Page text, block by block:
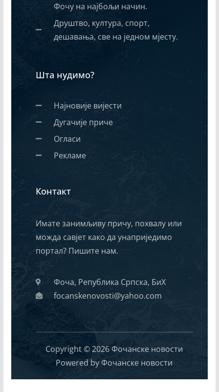
Фочу на најбољи начин.
Друштво, култура, спорт,
дешавања, све на једном мјесту.
Шта нудимо?
Најновије вијести
Дугачије приче
Огласи
Рекламе
Контакт
Имате занимљиву причу, похвалу или
можда савјет како да унаприједимо
портал? Пишите нам.
Фоча, Република Српска, БиХ
focanskenovosti@yahoo.com
Copyright © 2026 Фочанске новости
Powered by Фочанске новости